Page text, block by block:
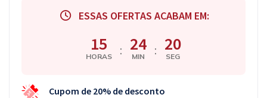
ESSAS OFERTAS ACABAM EM:
15
HORAS : 24
MIN : 20
SEG
Cupom de 20% de desconto